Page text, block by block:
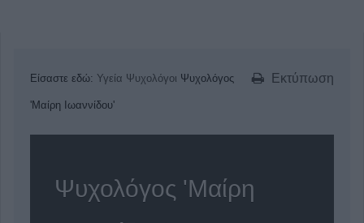
Εκτύπωση
Είσαστε εδώ: Υγεία Ψυχολόγοι Ψυχολόγος
'Μαίρη Ιωαννίδου'
Ψυχολόγος 'Μαίρη